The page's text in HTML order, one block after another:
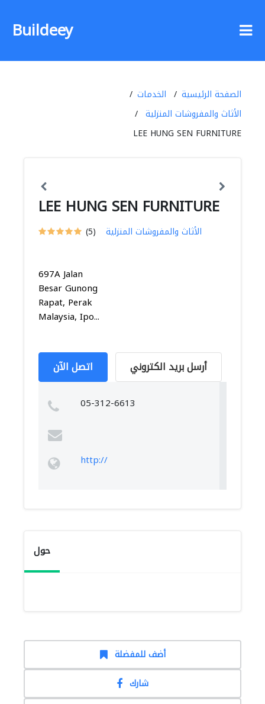
Buildeey
الصفحة الرئيسية
الخدمات
الأثاث والمفروشات المنزلية
LEE HUNG SEN FURNITURE
LEE HUNG SEN FURNITURE
(5) الأثاث والمفروشات المنزلية
697A Jalan
Besar Gunong
Rapat, Perak
Malaysia, Ipo...
اتصل الآن أرسل بريد الكتروني
05-312-6613
http://
حول
أضف للمفضلة
شارك